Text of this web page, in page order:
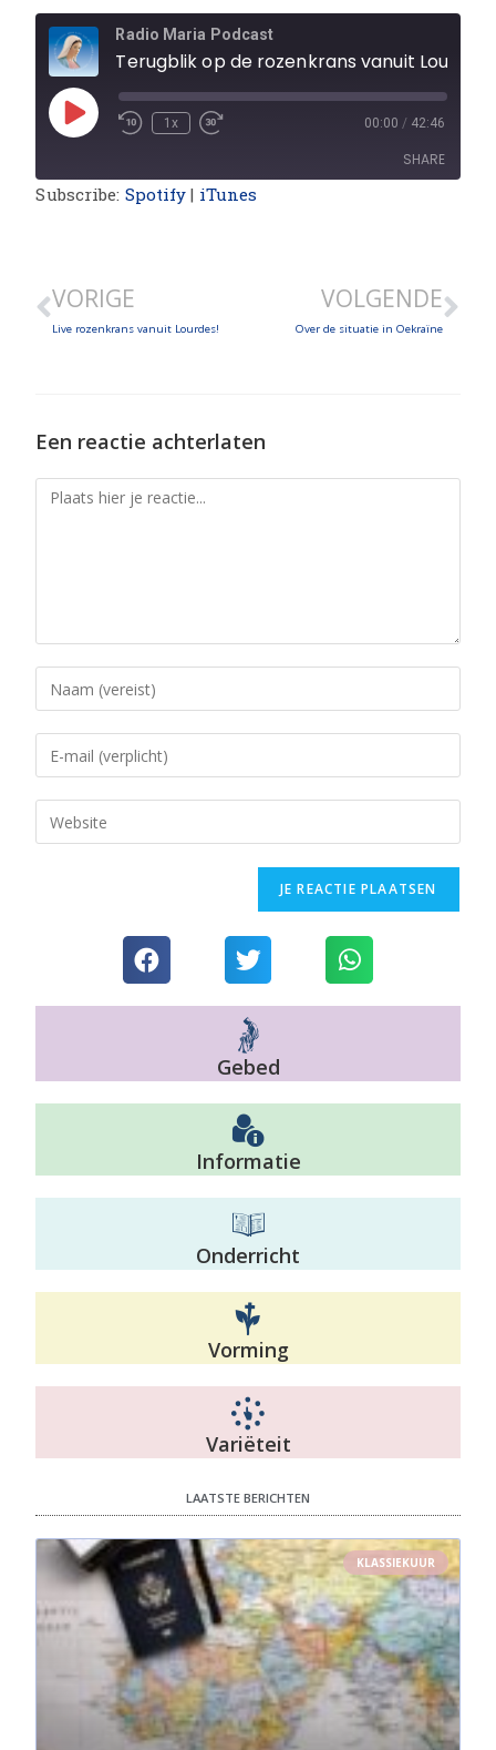
Radio Maria Podcast
1x 00:00 / 42:46
SHARE
Subscribe: Spotify | iTunes
VORIGE
Live rozenkrans vanuit Lourdes!
VOLGENDE
Over de situatie in Oekraïne
Een reactie achterlaten
Gebed
Informatie
Onderricht
Vorming
Variëteit
LAATSTE BERICHTEN
KLASSIEKUUR